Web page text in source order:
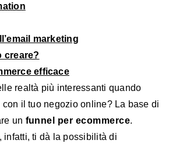
marketing
creare?
efficace
realtà più interessanti quando
il tuo negozio online? La base di
un funnel per ecommerce.
infatti, ti dà la possibilità di